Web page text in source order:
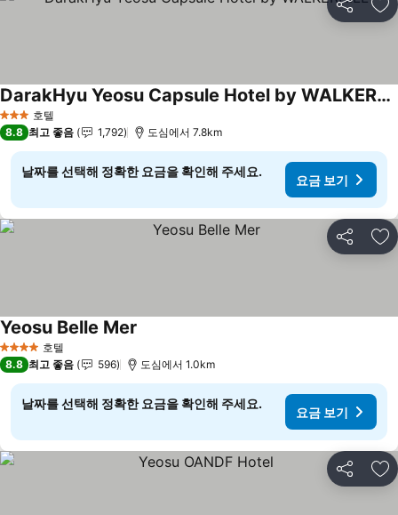
공유 즐
3 성급 호텔
DarakHyu Yeosu Capsule Hotel by WALKERHILL
8.8 최고 좋음 1,792 도심에서 7.8km
날짜를 선택해 정확한 요금을 확인해 주세요.
요금 보기
공유 즐
4 성급 호텔
Yeosu Belle Mer
8.8 최고 좋음 596 도심에서 1.0km
날짜를 선택해 정확한 요금을 확인해 주세요.
요금 보기
공유 즐